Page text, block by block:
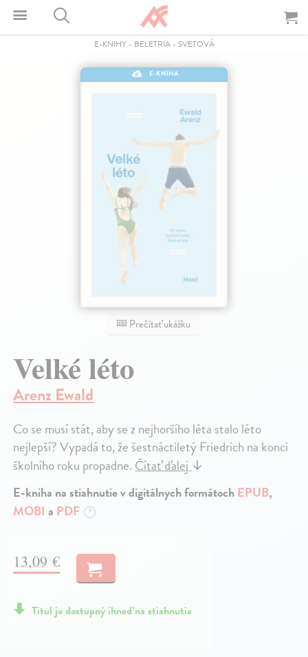
E-KNIHY- BELETRIA- SVETOVÁ
E-KNIHA
Prečítať ukážku
Velké léto
Arenz Ewald
Co se musí stát, aby se z nejhoršího léta stalo léto
nejlepší? Vypadá to, že šestnáctiletý Friedrich na konci
školního roku propadne.Čítať ďalej↓
E-kniha na stiahnutie v digitálnych formátochEPUB,
MOBI a PDF ?
13,09 €
Titul je dostupný ihneď na stiahnutie